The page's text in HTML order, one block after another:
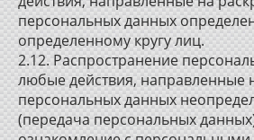
персональных данных
определенному кругу лиц.
2.12. Распространение
любые действия, направленные
персональных данных
(передача персональных